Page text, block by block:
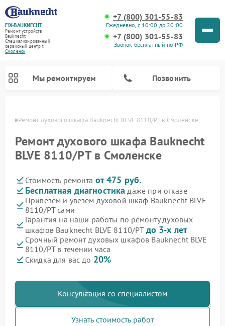
FIX-BAUKNECHT
Ремонт устройств
Bauknecht
Специализированный
cервисный центр г.
Смоленск
+7 (800) 301-55-83
Ежедневно, с 10:00 до 20:00
+7 (800) 301-55-83
Звонок бесплатный по РФ
Мы ремонтируем Позвонить
Ремонт духового шкафа Bauknecht BLVE 8110/PT в Смоленске
Ремонт духового шкафа Bauknecht
BLVE 8110/PT в Смоленске
Стоимость ремонта от 475 руб.
Бесплатная диагностика даже при отказе
Привезем и увезем духовой шкаф Bauknecht BLVE
8110/PT сами
Гарантия на наши работы по ремонту духовых
шкафов Bauknecht BLVE 8110/PT до 3-х лет
Срочный ремонт духовых шкафов Bauknecht BLVE
8110/PT в течении часа
Скидка для вас до 20%
Консультация со специалистом
Узнать стоимость работ